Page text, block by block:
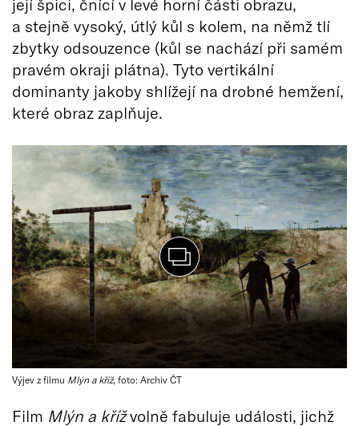
a stejně vysoký, útlý kůl s kolem, na němž tlí
zbytky odsouzence (kůl se nachází při samém
pravém okraji plátna). Tyto vertikální
dominanty jakoby shlížejí na drobné hemžení,
které obraz zaplňuje.
Výjev z filmu Mlýn a kříž, foto: Archiv ČT
Film Mlýn a křížvolně fabuluje události, jichž